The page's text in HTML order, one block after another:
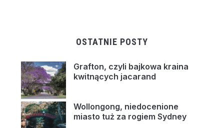
OSTATNIE POSTY
Grafton, czyli bajkowa kraina
kwitnących jacarand
Wollongong, niedocenione
miasto tuż za rogiem Sydney